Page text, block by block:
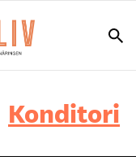
Konditori